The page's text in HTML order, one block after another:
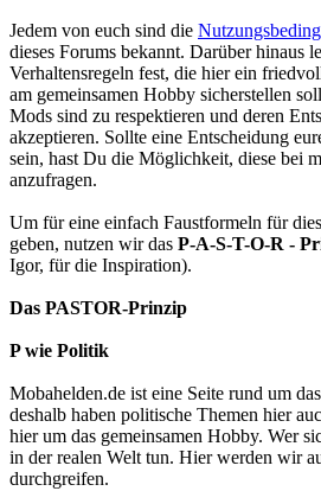
Jedem von euch sind die
dieses Forums bekannt. Darüber hinaus
Verhaltensregeln fest, die hier ein
am gemeinsamen Hobby sicherstellen
Mods sind zu respektieren und deren
akzeptieren. Sollte eine Entscheidung
sein, hast Du die Möglichkeit, diese bei
anzufragen.
Um für eine einfach Faustformeln für
geben, nutzen wir das P-A-S-T-O-R -
Igor, für die Inspiration).
Das PASTOR-Prinzip
P wie Politik
Mobahelden.de ist eine Seite rund um
deshalb haben politische Themen hier
hier um das gemeinsamen Hobby. Wer
in der realen Welt tun. Hier werden wir
durchgreifen.